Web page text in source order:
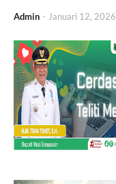
Admin - Januari 12, 2026